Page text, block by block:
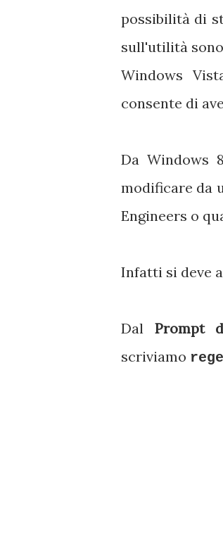
possibilità di
sull'utilità
Windows
consente di
Da Windows
modificare da
Engineers o
Infatti si deve
Dal Prompt
scriviamo